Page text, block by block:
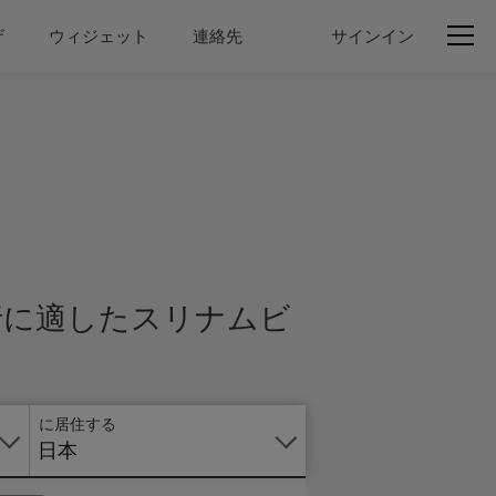
ウィジェット 連絡先 サインイン
適したスリナムビ
に居住する
日本